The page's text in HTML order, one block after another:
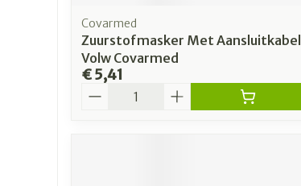
Covarmed
Zuurstofmasker Met Aansluitkabel
Volw Covarmed
€ 5,41